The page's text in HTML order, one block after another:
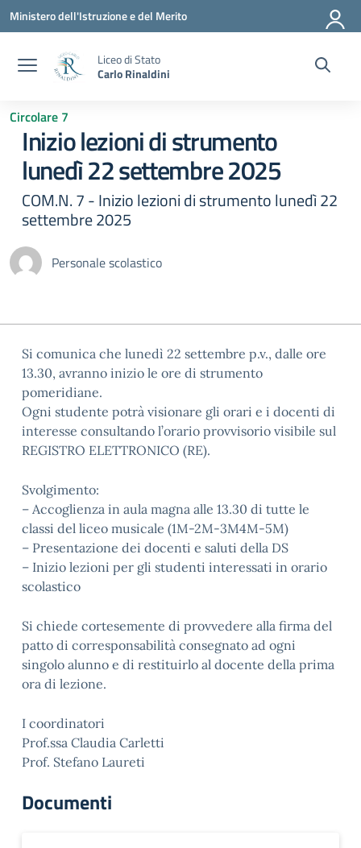
Vai ai contenuti
Vai al menu di navigazione
Vai al footer
Ministero dell'Istruzione e del Merito
Liceo di Stato
Carlo Rinaldini
Circolare 7
Inizio lezioni di strumento
lunedì 22 settembre 2025
COM.N. 7 - Inizio lezioni di strumento lunedì 22
settembre 2025
Personale scolastico
Si comunica che lunedì 22 settembre p.v., dalle ore
13.30, avranno inizio le ore di strumento
pomeridiane.
Ogni studente potrà visionare gli orari e i docenti di
interesse consultando l’orario provvisorio visibile sul
REGISTRO ELETTRONICO (RE).
Svolgimento:
– Accoglienza in aula magna alle 13.30 di tutte le
classi del liceo musicale (1M-2M-3M4M-5M)
– Presentazione dei docenti e saluti della DS
– Inizio lezioni per gli studenti interessati in orario
scolastico
Si chiede cortesemente di provvedere alla firma del
patto di corresponsabilità consegnato ad ogni
singolo alunno e di restituirlo al docente della prima
ora di lezione.
I coordinatori
Prof.ssa Claudia Carletti
Prof. Stefano Laureti
Documenti